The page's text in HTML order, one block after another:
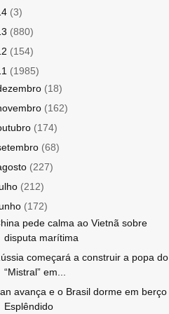
(3)
(880)
(154)
(1985)
(18)
(162)
(174)
(68)
(227)
(212)
(172)
pede calma ao Vietnã sobre
disputa marítima
começará a construir a popa do
“Mistral” em...
avança e o Brasil dorme em berço
Esplêndido